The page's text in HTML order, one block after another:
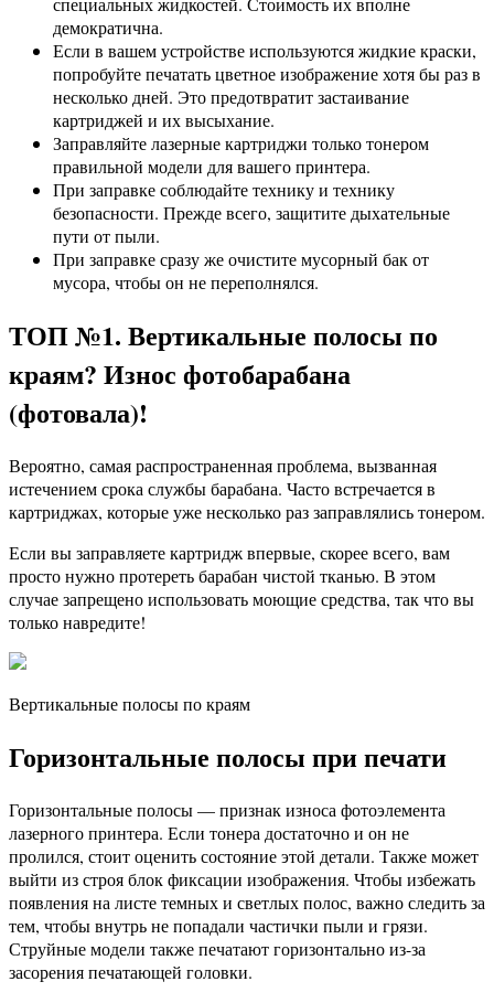
демократична.
Если в вашем устройстве используются жидкие краски,
попробуйте печатать цветное изображение хотя бы раз в
несколько дней. Это предотвратит застаивание
картриджей и их высыхание.
Заправляйте лазерные картриджи только тонером
правильной модели для вашего принтера.
При заправке соблюдайте технику и технику
безопасности. Прежде всего, защитите дыхательные
пути от пыли.
При заправке сразу же очистите мусорный бак от
мусора, чтобы он не переполнялся.
ТОП №1. Вертикальные полосы по
краям? Износ фотобарабана
(фотовала)!
Вероятно, самая распространенная проблема, вызванная
истечением срока службы барабана. Часто встречается в
картриджах, которые уже несколько раз заправлялись тонером.
Если вы заправляете картридж впервые, скорее всего, вам
просто нужно протереть барабан чистой тканью. В этом
случае запрещено использовать моющие средства, так что вы
только навредите!
Вертикальные полосы по краям
Горизонтальные полосы при печати
Горизонтальные полосы — признак износа фотоэлемента
лазерного принтера. Если тонера достаточно и он не
пролился, стоит оценить состояние этой детали. Также может
выйти из строя блок фиксации изображения. Чтобы избежать
появления на листе темных и светлых полос, важно следить за
тем, чтобы внутрь не попадали частички пыли и грязи.
Струйные модели также печатают горизонтально из-за
засорения печатающей головки.